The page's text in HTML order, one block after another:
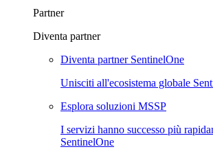
Partner
Diventa partner
Diventa partner SentinelOne
Unisciti all'ecosistema globale
Esplora soluzioni MSSP
I servizi hanno successo più
SentinelOne